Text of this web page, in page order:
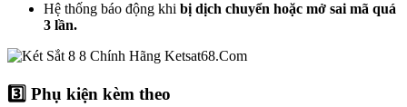
Hệ thống báo động khi bị dịch chuyển hoặc mở sai mã quá
3 lần.
3️⃣ Phụ kiện kèm theo